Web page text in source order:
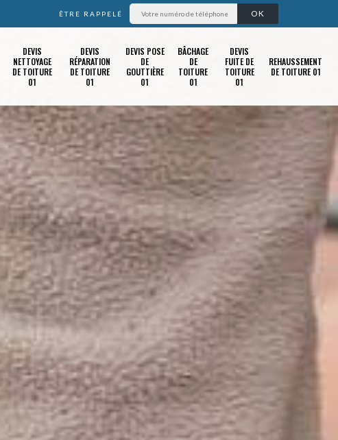
ÊTRE RAPPELÉ
DEVIS
NETTOYAGE
DE TOITURE
01
DEVIS
RÉPARATION
DE TOITURE
01
DEVIS POSE
DE
GOUTTIÈRE
01
BÂCHAGE
DE
TOITURE
01
DEVIS
FUITE DE
TOITURE
01
REHAUSSEMENT
DE TOITURE 01